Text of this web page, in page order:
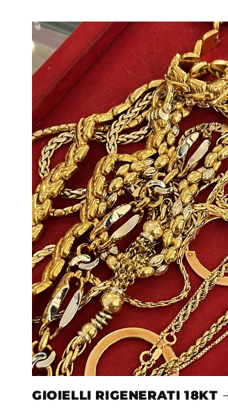
GIOIELLI RIGENERATI 18KT